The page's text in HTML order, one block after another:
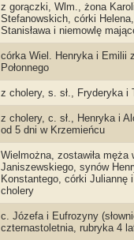
z gorączki, Wlm., żona
Stefanowskich, córki
Stanisława i niemowlę
córka Wiel. Henryka i Emilii
Połonnego
z cholery, s. sł., Fryderyka i
z cholery, c. sł., Henryka i
od 5 dni w Krzemieńcu
Wielmożna, zostawiła męża
Janiszewskiego, synów
Konstantego, córki Juliannę
cholery
c. Józefa i Eufrozyny
czternastoletnia, rubryka 4